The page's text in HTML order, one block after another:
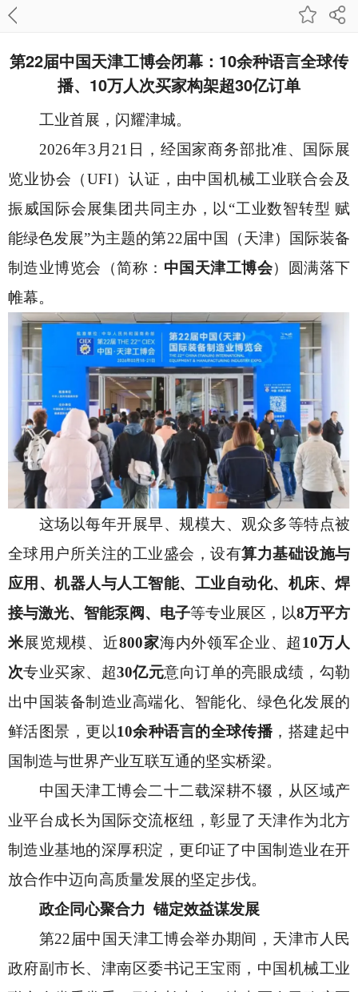
第22届中国天津工博会闭幕：10余种语言全球传
播、10万人次买家构架超30亿订单
工业首展，闪耀津城。
2026年3月21日，经国家商务部批准、国际展
览业协会（UFI）认证，由中国机械工业联合会及
振威国际会展集团共同主办，以“工业数智转型 赋
能绿色发展”‌为主题的第22届中国（天津）国际装备
制造业博览会（简称： 中国天津工博会）圆满落下
帷幕。
这场以每年开展早、规模大、观众多等特点被
全球用户所关注的工业盛会，设有算力基础设施与
应用、机器人与人工智能、工业自动化、机床、焊
接与激光、智能泵阀、电子等专业展区，以8万平方
米展览规模、近800家海内外领军企业、超10万人
次专业买家、超30亿元意向订单的亮眼成绩，勾勒
出中国装备制造业高端化、智能化、绿色化发展的
鲜活图景，更以10余种语言的全球传播 ，搭建起中
国制造与世界产业互联互通的坚实桥梁。
中国天津工博会二十二载深耕不辍，从区域产
业平台成长为国际交流枢纽，彰显了天津作为北方
制造业基地的深厚积淀，更印证了中国制造业在开
放合作中迈向高质量发展的坚定步伐。
政企同心聚合力 锚定效益谋发展
第22届中国天津工博会举办期间，天津市人民
政府副市长、津南区委书记王宝雨，中国机械工业